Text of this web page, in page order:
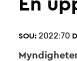
En
SOU: 2022:70